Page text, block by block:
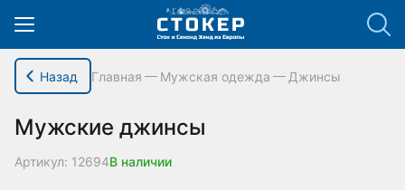
hello_elementor_body_open();
Назад Главная Мужская одежда Джинсы
Мужские джинсы
Артикул: 12694В наличии